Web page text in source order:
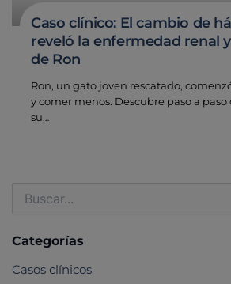
Caso clínico: El cambio de
reveló la enfermedad renal
de Ron
Ron, un gato joven rescatado,
y comer menos. Descubre paso a
su…
por:
Categorías
Casos clínicos